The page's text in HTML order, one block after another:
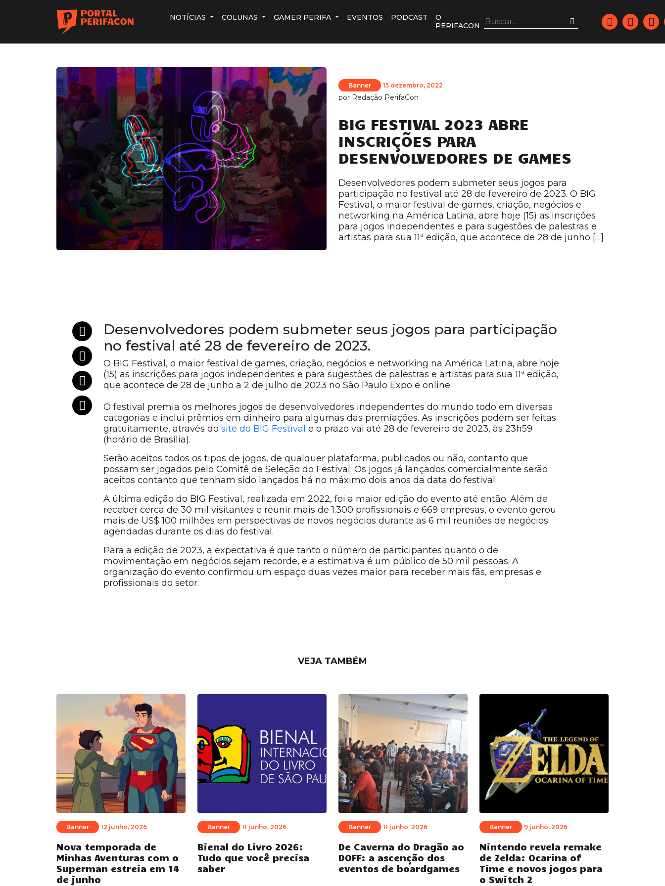
NOTÍCIAS COLUNAS GAMER PERIFA EVENTOS PODCAST
O
PERIFACON
Banner 15 dezembro, 2022
por Redação PerifaCon
BIG FESTIVAL 2023 ABRE
INSCRIÇÕES PARA
DESENVOLVEDORES DE GAMES
Desenvolvedores podem submeter seus jogos para
participação no festival até 28 de fevereiro de 2023. O BIG
Festival, o maior festival de games, criação, negócios e
networking na América Latina, abre hoje (15) as inscrições
para jogos independentes e para sugestões de palestras e
artistas para sua 11ª edição, que acontece de 28 de junho […]
Desenvolvedores podem submeter seus jogos para participação
no festival até 28 de fevereiro de 2023.
O BIG Festival, o maior festival de games, criação, negócios e networking na América Latina, abre hoje
(15) as inscrições para jogos independentes e para sugestões de palestras e artistas para sua 11ª edição,
que acontece de 28 de junho a 2 de julho de 2023 no São Paulo Expo e online.
O festival premia os melhores jogos de desenvolvedores independentes do mundo todo em diversas
categorias e inclui prêmios em dinheiro para algumas das premiações. As inscrições podem ser feitas
gratuitamente, através do site do BIG Festival e o prazo vai até 28 de fevereiro de 2023, às 23h59
(horário de Brasília).
Serão aceitos todos os tipos de jogos, de qualquer plataforma, publicados ou não, contanto que
possam ser jogados pelo Comitê de Seleção do Festival. Os jogos já lançados comercialmente serão
aceitos contanto que tenham sido lançados há no máximo dois anos da data do festival.
A última edição do BIG Festival, realizada em 2022, foi a maior edição do evento até então. Além de
receber cerca de 30 mil visitantes e reunir mais de 1.300 profissionais e 669 empresas, o evento gerou
mais de US$ 100 milhões em perspectivas de novos negócios durante as 6 mil reuniões de negócios
agendadas durante os dias do festival.
Para a edição de 2023, a expectativa é que tanto o número de participantes quanto o de
movimentação em negócios sejam recorde, e a estimativa é um público de 50 mil pessoas. A
organização do evento confirmou um espaço duas vezes maior para receber mais fãs, empresas e
profissionais do setor.
VEJA TAMBÉM
Banner 12 junho, 2026
Nova temporada de
Minhas Aventuras com o
Superman estreia em 14
de junho
Banner 11 junho, 2026
Bienal do Livro 2026:
Tudo que você precisa
saber
Banner 11 junho, 2026
De Caverna do Dragão ao
DOFF: a ascenção dos
eventos de boardgames
Banner 9 junho, 2026
Nintendo revela remake
de Zelda: Ocarina of
Time e novos jogos para
o Switch 2